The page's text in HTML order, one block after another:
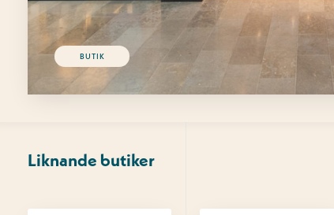
BUTIK
Liknande butiker